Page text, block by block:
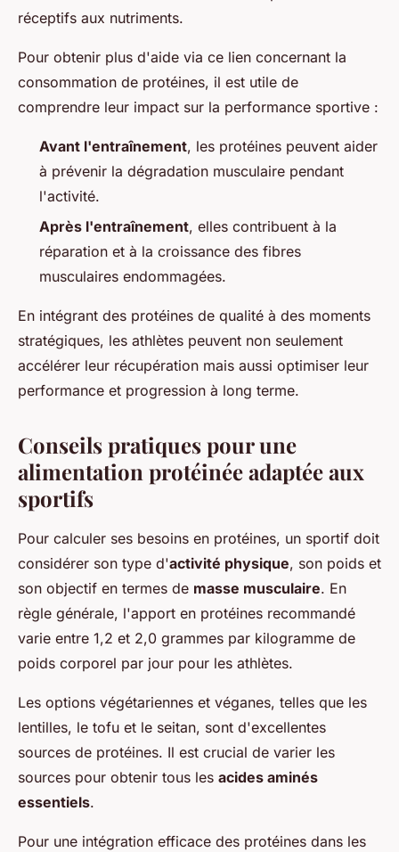
réceptifs aux nutriments.
Pour obtenir plus d'aide via ce lien concernant la
consommation de protéines, il est utile de
comprendre leur impact sur la performance sportive :
Avant l'entraînement, les protéines peuvent aider
à prévenir la dégradation musculaire pendant
l'activité.
Après l'entraînement, elles contribuent à la
réparation et à la croissance des fibres
musculaires endommagées.
En intégrant des protéines de qualité à des moments
stratégiques, les athlètes peuvent non seulement
accélérer leur récupération mais aussi optimiser leur
performance et progression à long terme.
Conseils pratiques pour une
alimentation protéinée adaptée aux
sportifs
Pour calculer ses besoins en protéines, un sportif doit
considérer son type d'activité physique, son poids et
son objectif en termes de masse musculaire. En
règle générale, l'apport en protéines recommandé
varie entre 1,2 et 2,0 grammes par kilogramme de
poids corporel par jour pour les athlètes.
Les options végétariennes et véganes, telles que les
lentilles, le tofu et le seitan, sont d'excellentes
sources de protéines. Il est crucial de varier les
sources pour obtenir tous les acides aminés
essentiels.
Pour une intégration efficace des protéines dans les